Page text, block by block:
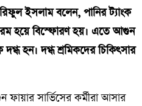
ইসলাম বলেন, পানির ট্যাংক
হয়ে বিস্ফোরণ হয়। এতে আগুন
হন। দগ্ধ শ্রমিকদের চিকিৎসার
সার্ভিসের কর্মীরা আসার